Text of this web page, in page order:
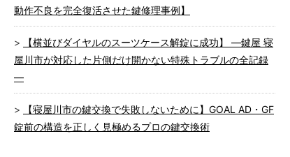
動作不良を完全復活させた鍵修理事例】
【横並びダイヤルのスーツケース解錠に成功】 ―鍵屋 寝
屋川市が対応した片側だけ開かない特殊トラブルの全記録
―
【寝屋川市の鍵交換で失敗しないために】GOAL AD・GF
錠前の構造を正しく見極めるプロの鍵交換術